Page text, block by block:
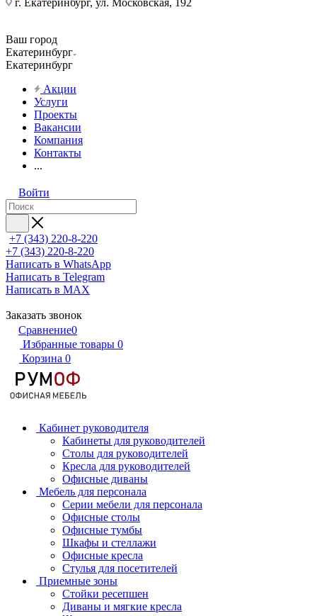
г. Екатеринбург, ул. Московская, 192
Ваш город
Екатеринбург
Екатеринбург
Акции
Услуги
Проекты
Вакансии
Компания
Контакты
...
Войти
+7 (343) 220-8-220
+7 (343) 220-8-220
Написать в WhatsApp
Написать в Telegram
Написать в MAX
Заказать звонок
Сравнение0
Избранные товары 0
Корзина 0
Кабинет руководителя
Кабинеты для руководителей
Столы для руководителей
Кресла для руководителей
Офисные диваны
Мебель для персонала
Серии мебели для персонала
Офисные столы
Офисные тумбы
Шкафы и стеллажи
Офисные кресла
Стулья для посетителей
Приемные зоны
Стойки ресепшен
Диваны и мягкие кресла